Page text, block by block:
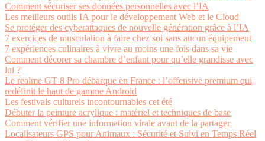
Comment sécuriser ses données personnelles avec l’IA
Les meilleurs outils IA pour le développement Web et le Cloud
Se protéger des cyberattaques de nouvelle génération grâce à l’IA
7 exercices de musculation à faire chez soi sans aucun équipement
7 expériences culinaires à vivre au moins une fois dans sa vie
Comment décorer sa chambre d’enfant pour qu’elle grandisse avec
lui ?
Le realme GT 8 Pro débarque en France : l’offensive premium qui
redéfinit le haut de gamme Android
Les festivals culturels incontournables cet été
Débuter la peinture acrylique : matériel et techniques de base
Comment vérifier une information virale avant de la partager
Localisateurs GPS pour Animaux : Sécurité et Suivi en Temps Réel